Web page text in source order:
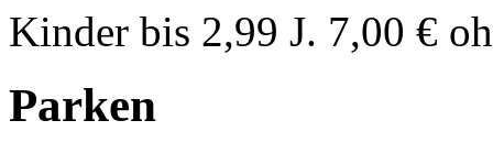
Kinder bis 2,99 J. 7,00 €
Parken